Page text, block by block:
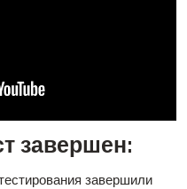
завершен:
завершили